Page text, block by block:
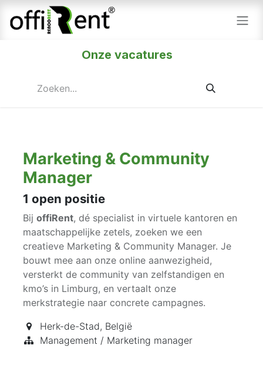
Overslaan naar inhoud
Onze vacatures
Marketing & Community
Manager
1 open positie
Bij offiRent, dé specialist in virtuele kantoren en
maatschappelijke zetels, zoeken we een
creatieve Marketing & Community Manager. Je
bouwt mee aan onze online aanwezigheid,
versterkt de community van zelfstandigen en
kmo’s in Limburg, en vertaalt onze
merkstrategie naar concrete campagnes.
Herk-de-Stad, België
Management / Marketing manager